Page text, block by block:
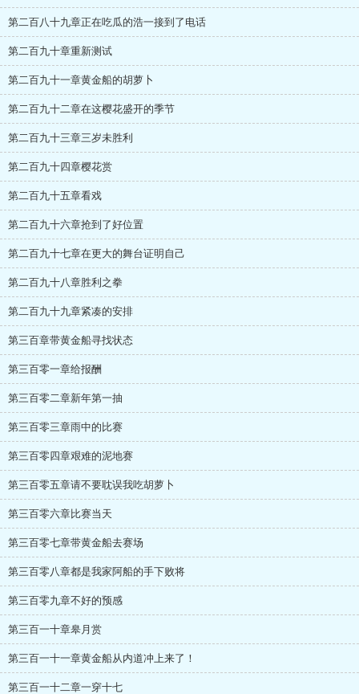
第二百八十九章正在吃瓜的浩一接到了电话
第二百九十章重新测试
第二百九十一章黄金船的胡萝卜
第二百九十二章在这樱花盛开的季节
第二百九十三章三岁未胜利
第二百九十四章樱花赏
第二百九十五章看戏
第二百九十六章抢到了好位置
第二百九十七章在更大的舞台证明自己
第二百九十八章胜利之拳
第二百九十九章紧凑的安排
第三百章带黄金船寻找状态
第三百零一章给报酬
第三百零二章新年第一抽
第三百零三章雨中的比赛
第三百零四章艰难的泥地赛
第三百零五章请不要耽误我吃胡萝卜
第三百零六章比赛当天
第三百零七章带黄金船去赛场
第三百零八章都是我家阿船的手下败将
第三百零九章不好的预感
第三百一十章皋月赏
第三百一十一章黄金船从内道冲上来了！
第三百一十二章一穿十七